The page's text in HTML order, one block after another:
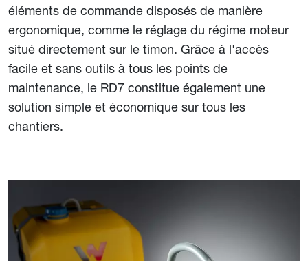
éléments de commande disposés de manière
ergonomique, comme le réglage du régime moteur
situé directement sur le timon. Grâce à l'accès
facile et sans outils à tous les points de
maintenance, le RD7 constitue également une
solution simple et économique sur tous les
chantiers.